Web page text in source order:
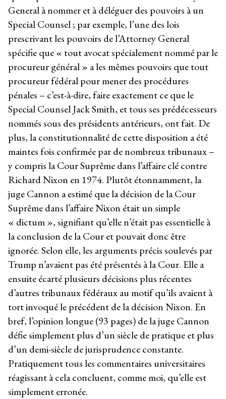
General à nommer et à déléguer des pouvoirs à un
Special Counsel ; par exemple, l’une des lois
prescrivant les pouvoirs de l’Attorney General
spécifie que « tout avocat spécialement nommé par le
procureur général » a les mêmes pouvoirs que tout
procureur fédéral pour mener des procédures
pénales – c’est-à-dire, faire exactement ce que le
Special Counsel Jack Smith, et tous ses prédécesseurs
nommés sous des présidents antérieurs, ont fait. De
plus, la constitutionnalité de cette disposition a été
maintes fois confirmée par de nombreux tribunaux –
y compris la Cour Suprême dans l’affaire clé contre
Richard Nixon en 1974. Plutôt étonnamment, la
juge Cannon a estimé que la décision de la Cour
Suprême dans l’affaire Nixon était un simple
« dictum », signifiant qu’elle n’était pas essentielle à
la conclusion de la Cour et pouvait donc être
ignorée. Selon elle, les arguments précis soulevés par
Trump n’avaient pas été présentés à la Cour. Elle a
ensuite écarté plusieurs décisions plus récentes
d’autres tribunaux fédéraux au motif qu’ils avaient à
tort invoqué le précédent de la décision Nixon. En
bref, l’opinion longue (93 pages) de la juge Cannon
défie simplement plus d’un siècle de pratique et plus
d’un demi-siècle de jurisprudence constante.
Pratiquement tous les commentaires universitaires
réagissant à cela concluent, comme moi, qu’elle est
simplement erronée.